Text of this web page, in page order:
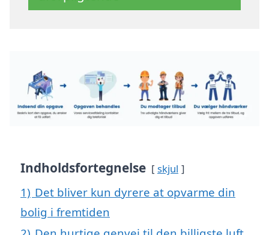
Indholdsfortegnelse skjul
1) Det bliver kun dyrere at opvarme din
bolig i fremtiden